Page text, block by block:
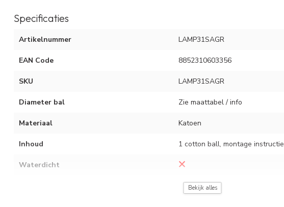
Specificaties
Artikelnummer LAMP31SAGR
EAN Code 8852310603356
SKU LAMP31SAGR
Diameter bal Zie maattabel / info
Materiaal Katoen
Inhoud 1 cotton ball, montage instructie
Waterdicht
Zie video (rode button)
Bekijk alles